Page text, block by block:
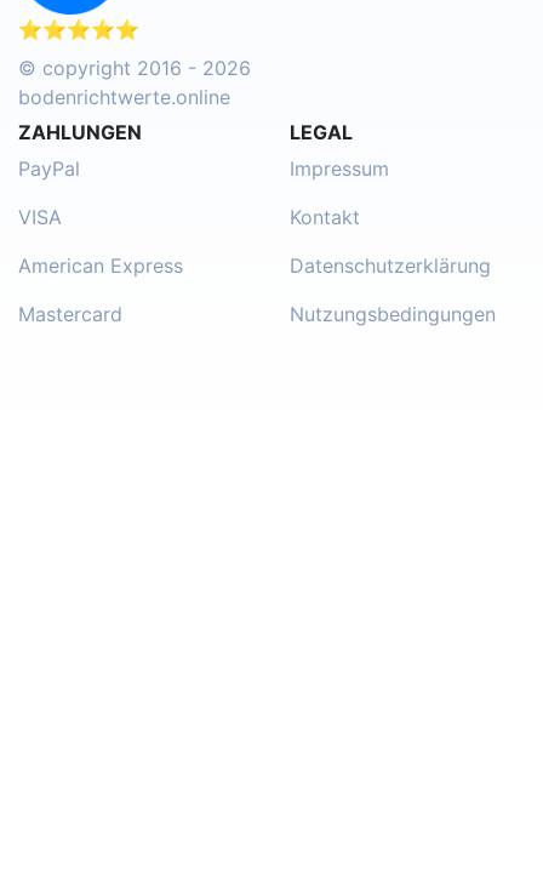
⭐⭐⭐⭐⭐
© copyright 2016 - 2026
bodenrichtwerte.online
ZAHLUNGEN
PayPal
VISA
American Express
Mastercard
LEGAL
Impressum
Kontakt
Datenschutzerklärung
Nutzungsbedingungen